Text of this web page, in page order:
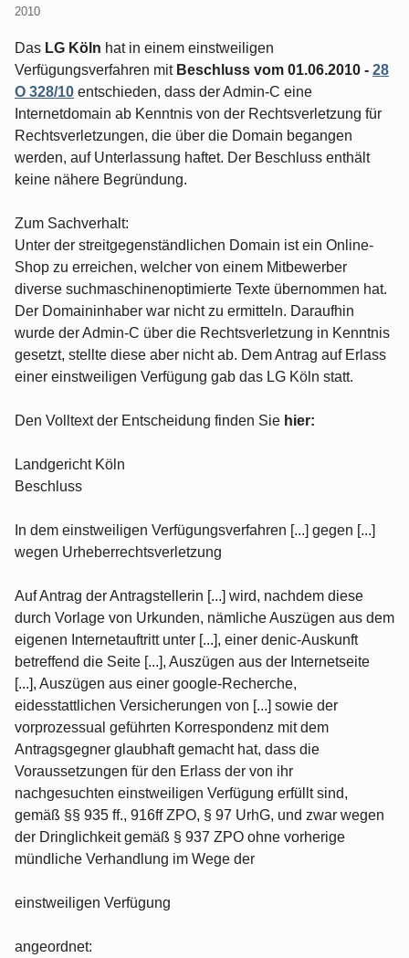
2010
Das LG Köln hat in einem einstweiligen
Verfügungsverfahren mitBeschluss vom 01.06.2010 - 28
O 328/10 entschieden, dass der Admin-C eine
Internetdomain ab Kenntnis von der Rechtsverletzung für
Rechtsverletzungen, die über die Domain begangen
werden, auf Unterlassung haftet. Der Beschluss enthält
keine nähere Begründung.
Zum Sachverhalt:
Unter der streitgegenständlichen Domain ist ein Online-
Shop zu erreichen, welcher von einem Mitbewerber
diverse suchmaschinenoptimierte Texte übernommen hat.
Der Domaininhaber war nicht zu ermitteln. Daraufhin
wurde der Admin-C über die Rechtsverletzung in Kenntnis
gesetzt, stellte diese aber nicht ab. Dem Antrag auf Erlass
einer einstweiligen Verfügung gab das LG Köln statt.
Den Volltext der Entscheidung finden Sie hier:
Landgericht Köln
Beschluss
In dem einstweiligen Verfügungsverfahren [...] gegen [...]
wegen Urheberrechtsverletzung
Auf Antrag der Antragstellerin [...] wird, nachdem diese
durch Vorlage von Urkunden, nämliche Auszügen aus dem
eigenen Internetauftritt unter [...], einer denic-Auskunft
betreffend die Seite [...], Auszügen aus der Internetseite
[...], Auszügen aus einer google-Recherche,
eidesstattlichen Versicherungen von [...] sowie der
vorprozessual geführten Korrespondenz mit dem
Antragsgegner glaubhaft gemacht hat, dass die
Voraussetzungen für den Erlass der von ihr
nachgesuchten einstweiligen Verfügung erfüllt sind,
gemäß §§ 935 ff., 916ff ZPO, § 97 UrhG, und zwar wegen
der Dringlichkeit gemäß § 937 ZPO ohne vorherige
mündliche Verhandlung im Wege der
einstweiligen Verfügung
angeordnet: